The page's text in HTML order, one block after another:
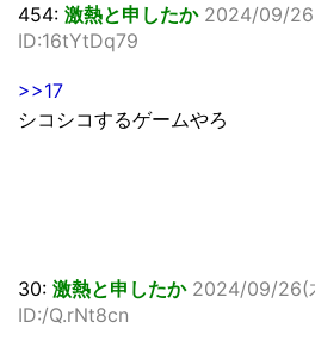
454: 激熱と申したか 2024/09/
ID:16tYtDq79
>>17
シコシコするゲームやろ
30: 激熱と申したか 2024/09/26(
ID:/Q.rNt8cn